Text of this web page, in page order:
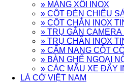
» MÁNG XỐI INOX
» CỘT ĐÈN CHIẾU
» CỘT CHẮN INOX
» TRỤ GẮN CAMERA
» TRỤ CHẮN INOX
» CẨM NANG CỘT
» BÀN GHẾ NGOẠI
» CÁC MẪU XE ĐẨY
LÁ CỜ VIỆT NAM